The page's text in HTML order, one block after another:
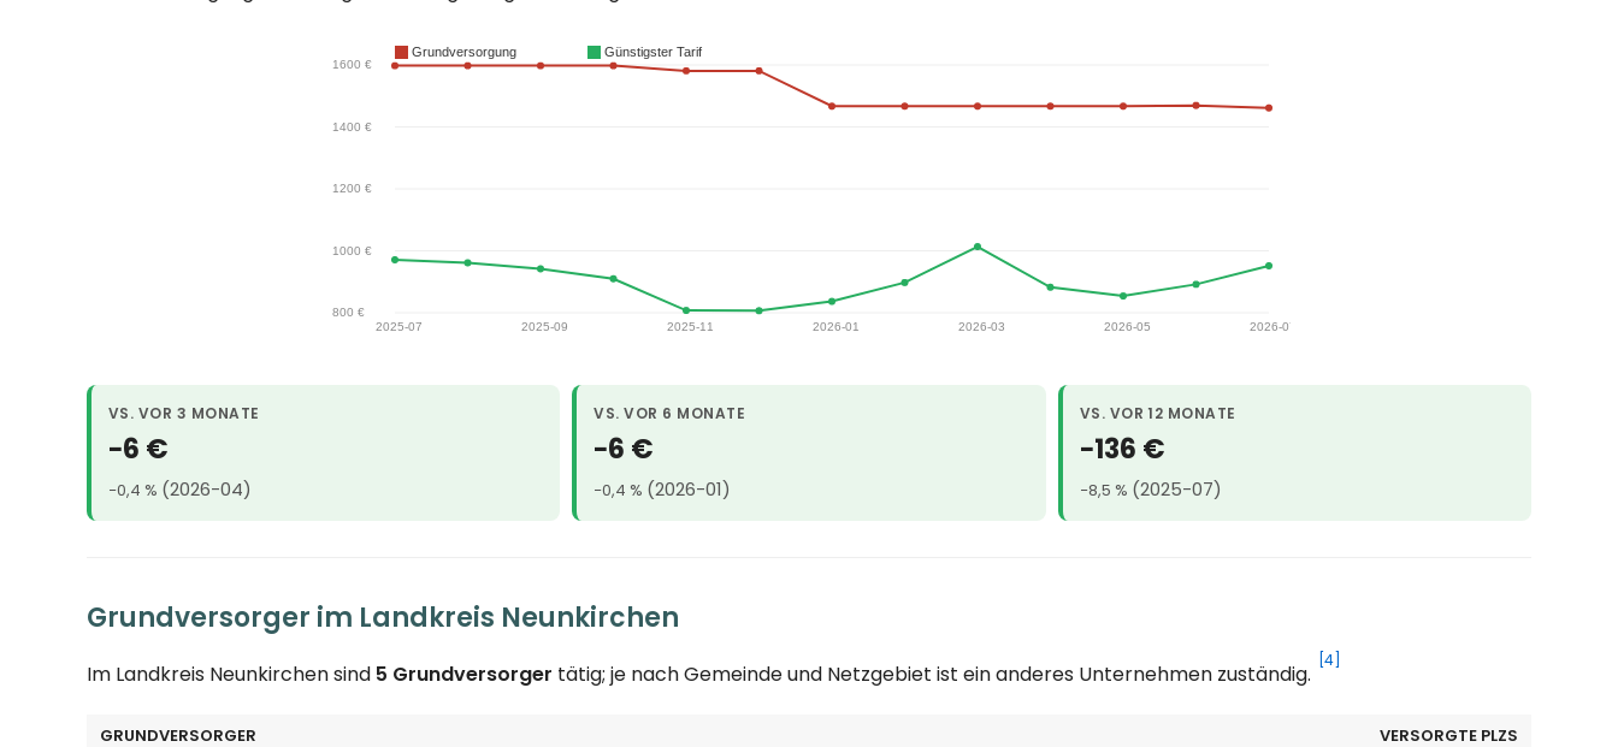
VS. VOR 3 MONATE
−6 €
−0,4 % (2026-04)
VS. VOR 6 MONATE
−6 €
−0,4 % (2026-01)
VS. VOR 12 MONATE
−136 €
−8,5 % (2025-07)
Grundversorger im Landkreis Neunkirchen
Im Landkreis Neunkirchen sind 5 Grundversorger tätig; je nach Gemeinde und Netzgebiet ist ein anderes Unternehmen zuständig. [4]
GRUNDVERSORGER VERSORGTE PLZS